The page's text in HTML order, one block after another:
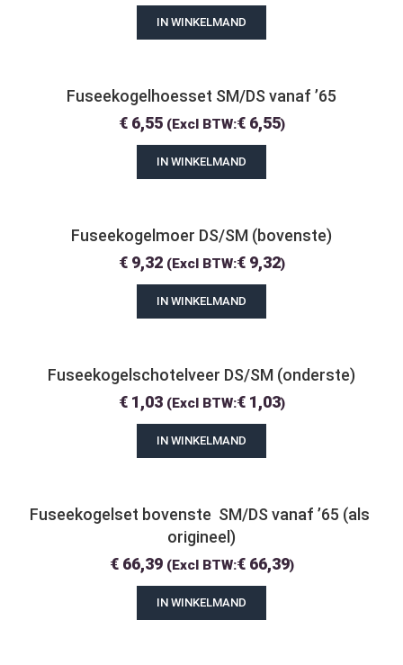
IN WINKELMAND
Fuseekogelhoesset SM/DS vanaf ’65
€6,55 (Excl BTW:€6,55)
IN WINKELMAND
Fuseekogelmoer DS/SM (bovenste)
€9,32 (Excl BTW:€9,32)
IN WINKELMAND
Fuseekogelschotelveer DS/SM (onderste)
€1,03 (Excl BTW:€1,03)
IN WINKELMAND
Fuseekogelset bovenste  SM/DS vanaf ’65 (als
origineel)
€66,39 (Excl BTW:€66,39)
IN WINKELMAND